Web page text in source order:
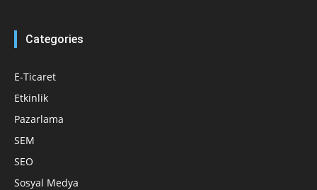
Categories
E-Ticaret
Etkinlik
Pazarlama
SEM
SEO
Sosyal Medya